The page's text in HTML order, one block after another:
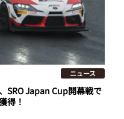
ニュース
SRO Japan Cup開幕戦で
得！